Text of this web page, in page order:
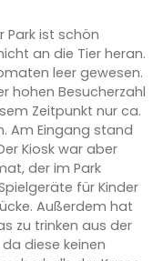
Park ist schön
an die Tier heran.
leer gewesen.
hohen Besucherzahl
Zeitpunkt nur ca.
Am Eingang stand
Kiosk war aber
der im Park
für Kinder
Außerdem hat
zu trinken aus der
diese keinen